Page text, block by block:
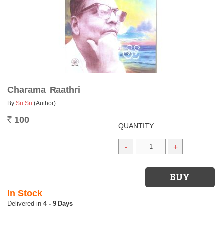
Charama Raathri
By Sri Sri (Author)
Rs. 100
QUANTITY:
- +
In Stock
4 - 9 Days